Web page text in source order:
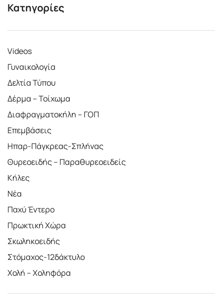
Κατηγορίες
Videos
Γυναικολογία
Δελτία Τύπου
Δέρμα – Τοίχωμα
Διαφραγματοκήλη – ΓΟΠ
Επεμβάσεις
Ηπαρ-Πάγκρεας-Σπλήνας
Θυρεοειδής – Παραθυρεοειδείς
Κήλες
Νέα
Παχύ Έντερο
Πρωκτική Χώρα
Σκωληκοειδής
Στόμαχος-12δάκτυλο
Χολή – Χοληφόρα